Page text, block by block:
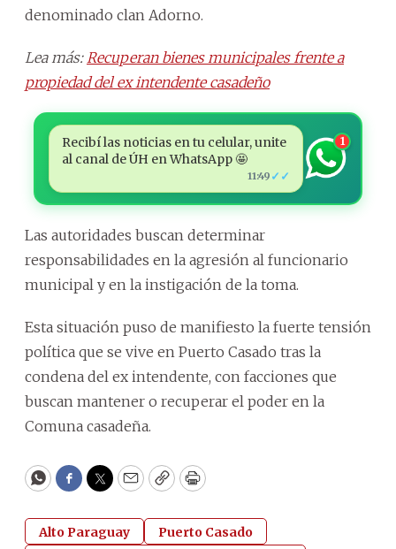
denominado clan Adorno.
Lea más: Recuperan bienes municipales frente a
propiedad del ex intendente casadeño
Recibí las noticias en tu celular, unite
al canal de ÚH en WhatsApp 🤩
11:49 ✓✓
1
Las autoridades buscan determinar
responsabilidades en la agresión al funcionario
municipal y en la instigación de la toma.
Esta situación puso de manifiesto la fuerte tensión
política que se vive en Puerto Casado tras la
condena del ex intendente, con facciones que
buscan mantener o recuperar el poder en la
Comuna casadeña.
WhatsApp
Facebook
Twitter
EmailCopyPrint
Alto Paraguay
Puerto Casado